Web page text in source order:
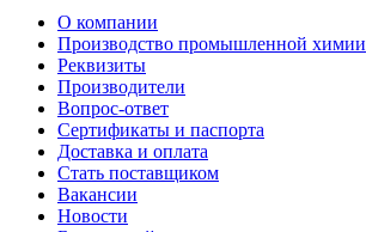
О компании
Производство промышленной химии
Реквизиты
Производители
Вопрос-ответ
Сертификаты и паспорта
Доставка и оплата
Стать поставщиком
Вакансии
Новости